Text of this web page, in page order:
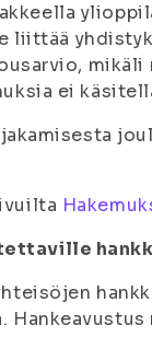
liittää
mikäli
ei